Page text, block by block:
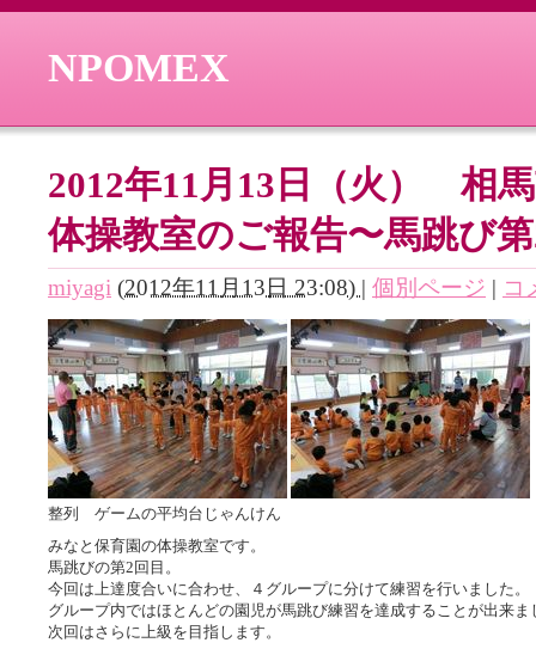
NPOMEX
2012年11月13日（火） 相
体操教室のご報告〜馬跳び
miyagi (2012年11月13日 23:08) | 個別ページ | コ
整列 ゲームの平均台じゃんけん
みなと保育園の体操教室です。
馬跳びの第2回目。
今回は上達度合いに合わせ、４グループに分けて練習を行いました。
グループ内ではほとんどの園児が馬跳び練習を達成することが出来ま
次回はさらに上級を目指します。